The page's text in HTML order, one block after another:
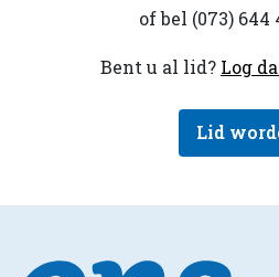
of bel (073) 644
Bent u al lid? Log
Lid